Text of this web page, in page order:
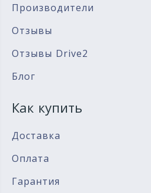
Производители
Отзывы
Отзывы Drive2
Блог
Как купить
Доставка
Оплата
Гарантия